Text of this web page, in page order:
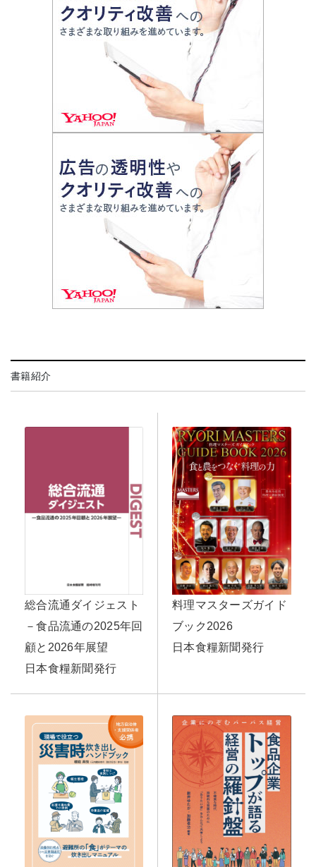
書籍紹介
総合流通ダイジェスト
－食品流通の2025年回
顧と2026年展望
日本食糧新聞発行
料理マスターズガイド
ブック2026
日本食糧新聞発行